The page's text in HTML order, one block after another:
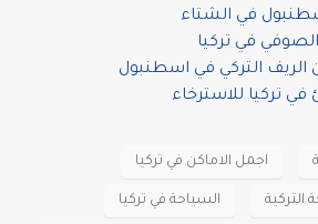
في الشتاء
في تركيا
الريف التركي في اسطنبول
تركيا للاسترخاء
اجمل الاماكن في تركيا
التركية السياحة في تركيا